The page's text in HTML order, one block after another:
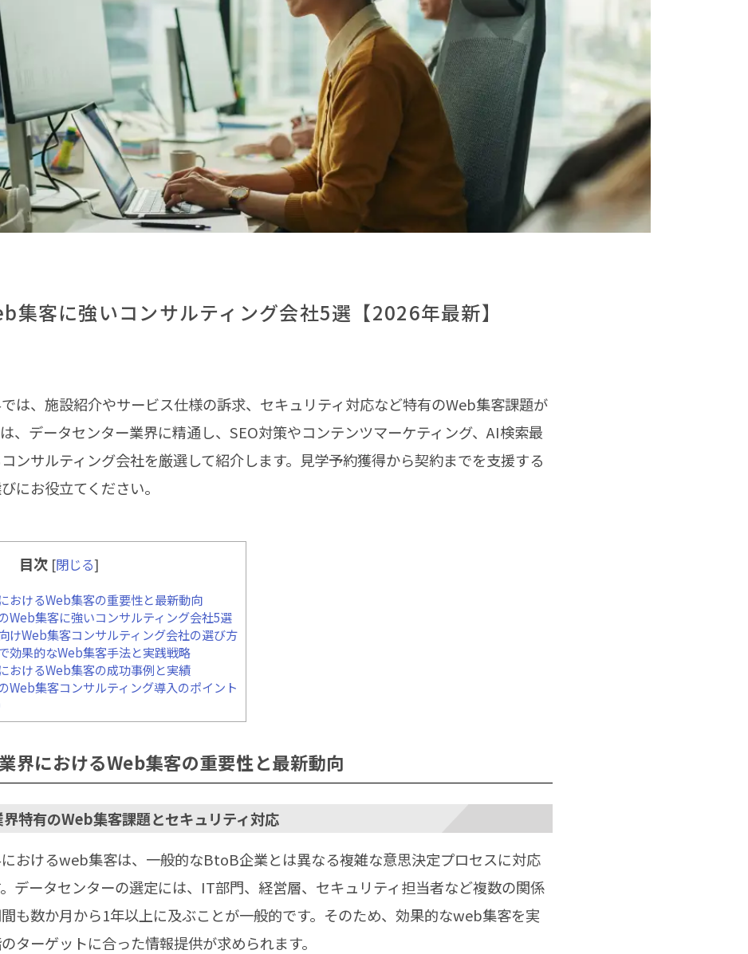
集客に強いコンサルティング会社5選【2026年最新】
は、施設紹介やサービス仕様の訴求、セキュリティ対応など特有のWeb集客課題が
、データセンター業界に精通し、SEO対策やコンテンツマーケティング、AI検索最
ンサルティング会社を厳選して紹介します。見学予約獲得から契約までを支援する
にお役立てください。
目次 [閉じる]
おけるWeb集客の重要性と最新動向
Web集客に強いコンサルティング会社5選
けWeb集客コンサルティング会社の選び方
効果的なWeb集客手法と実践戦略
おけるWeb集客の成功事例と実績
Web集客コンサルティング導入のポイント
界におけるWeb集客の重要性と最新動向
特有のWeb集客課題とセキュリティ対応
おけるweb集客は、一般的なBtoB企業とは異なる複雑な意思決定プロセスに対応
データセンターの選定には、IT部門、経営層、セキュリティ担当者など複数の関係
も数か月から1年以上に及ぶことが一般的です。そのため、効果的なweb集客を実
ターゲットに合った情報提供が求められます。